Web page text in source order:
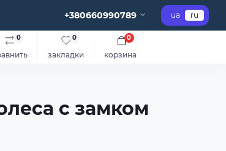
+380660990789 ua ru
0
закладки
0
корзина
0
с замком